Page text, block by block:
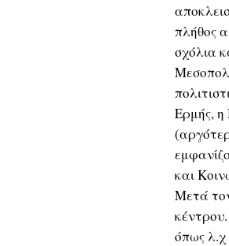
πλήθος
σχόλια
Ερμής, η
και
Μετά
όπως